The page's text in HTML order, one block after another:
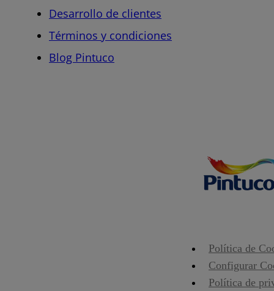
Desarrollo de clientes
Términos y condiciones
Blog Pintuco
Política de
Configurar
Política de